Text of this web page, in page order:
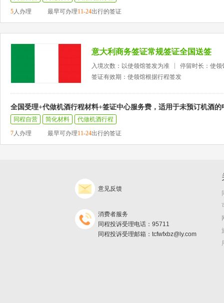
5人办理 最早可办理11-24出行的签证
意大利商务签证常规签证全国送签
入境次数：以使领馆签发为准
停留时长：使领
签证有效期：使领馆根据行程签发
全国受理+代做机酒行程材料+签证中心服务费，适用于未预订机酒的
同程自营 简化材料
代做机酒行程
7人办理 最早可办理11-24出行的签证
意见反馈
消费者服务
同程投诉受理电话：95711
同程投诉受理邮箱：tcfwfxbz@ly.com